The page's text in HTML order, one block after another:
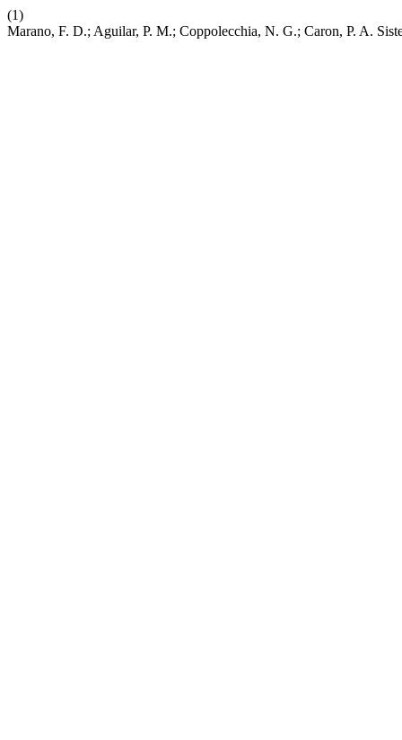
(1)
Marano, F. D.; Aguilar, P. M.; Coppolecchia, N. G.; Caron, P. A.